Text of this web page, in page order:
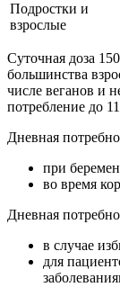
Подростки и
взрослые
Суточная доза
большинства
числе веганов и
потребление до
Дневная
при
во время
Дневная
в случае
для